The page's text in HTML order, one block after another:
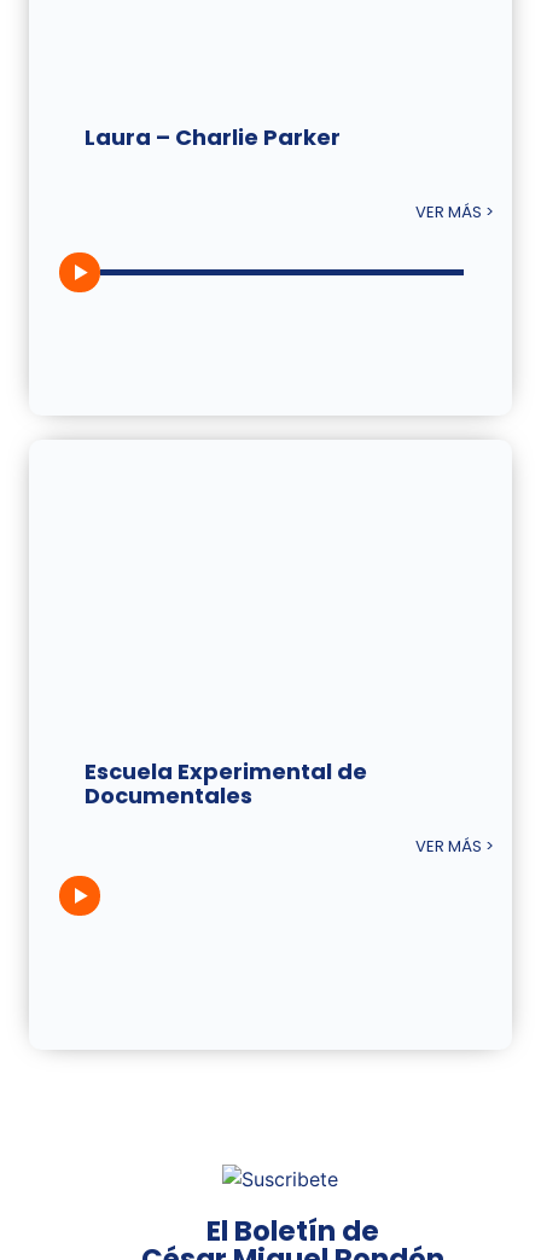
Laura – Charlie Parker
VER MÁS >
Escuela Experimental de
Documentales
VER MÁS >
El Boletín de